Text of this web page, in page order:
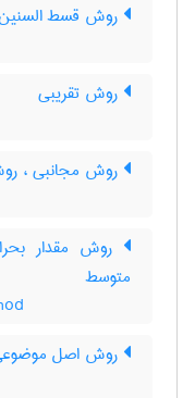
روش قسط
روش تقریبی
روش مجانبی ،
روش مقدار
متوسط
روش اصل